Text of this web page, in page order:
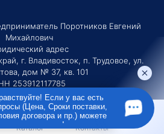
Поротников Евгений
Михайлович
адрес
г. Владивосток, п. Трудовое, ул.
дом № 37, кв. 101
253912117785
320253600036730
Каталог Контакты
Если у вас есть
(Цена, Сроки поставки,
договора и пр.) можете
их мне в чат!